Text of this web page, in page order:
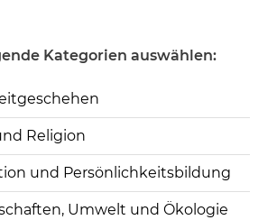
Kategorien auswählen:
Religion
und Persönlichkeitsbildung
Umwelt und Ökologie